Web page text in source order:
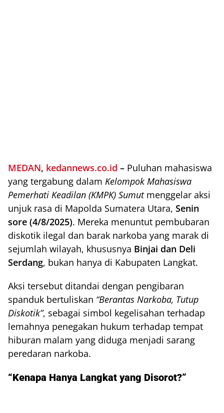
MEDAN, kedannews.co.id – Puluhan mahasiswa
yang tergabung dalam Kelompok Mahasiswa
Pemerhati Keadilan (KMPK) Sumutmenggelar aksi
unjuk rasa di Mapolda Sumatera Utara, Senin
sore (4/8/2025). Mereka menuntut pembubaran
diskotik ilegal dan barak narkoba yang marak di
sejumlah wilayah, khususnya Binjai dan Deli
Serdang, bukan hanya di Kabupaten Langkat.
Aksi tersebut ditandai dengan pengibaran
spanduk bertuliskan “Berantas Narkoba, Tutup
Diskotik”, sebagai simbol kegelisahan terhadap
lemahnya penegakan hukum terhadap tempat
hiburan malam yang diduga menjadi sarang
peredaran narkoba.
“Kenapa Hanya Langkat yang Disorot?”